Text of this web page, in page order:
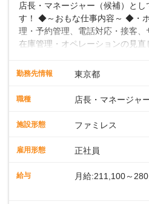
店長・マネージャー（候補）と
す！ ◆～おもな仕事内容～ ◆・
理・予約管理、電話対応・接客、
在庫管理・オペレーションの見直
入社後はスキルに合わせた業務か
向上を目指すDX推進～ ◆すかい
スタッフの働きやすさをサポート
や歩行数が約40%も削減されまし
なDX（デジタルトランスフォー
勤務先情報 東京都
職種 店長・マネージャ
施設形態 ファミレス
雇用形態 正社員
給与 月給:211,100～